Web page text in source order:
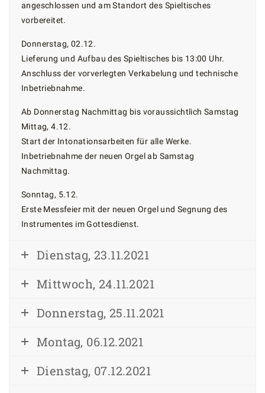
angeschlossen und am Standort des Spieltisches
vorbereitet.
Donnerstag, 02.12.
Lieferung und Aufbau des Spieltisches bis 13:00 Uhr.
Anschluss der vorverlegten Verkabelung und technische
Inbetriebnahme.
Ab Donnerstag Nachmittag bis voraussichtlich Samstag
Mittag, 4.12.
Start der Intonationsarbeiten für alle Werke.
Inbetriebnahme der neuen Orgel ab Samstag
Nachmittag.
Sonntag, 5.12.
Erste Messfeier mit der neuen Orgel und Segnung des
Instrumentes im Gottesdienst.
Dienstag, 23.11.2021
Mittwoch, 24.11.2021
Donnerstag, 25.11.2021
Montag, 06.12.2021
Dienstag, 07.12.2021